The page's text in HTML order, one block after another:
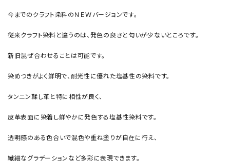
今までのクラフト染料のＮＥＷバージョンです。
従来クラフト染料と違うのは、発色の良さと匂いが少ないところです。
新旧混ぜ合わせることは可能です。
染めつきがよく鮮明で、耐光性に優れた塩基性の染料です。
タンニン鞣し革と特に相性が良く、
皮革表面に染着し鮮やかに発色する塩基性染料です。
透明感のある色合いで混色や重ね塗りが自在に行え、
繊細なグラデーションなど多彩に表現できます。